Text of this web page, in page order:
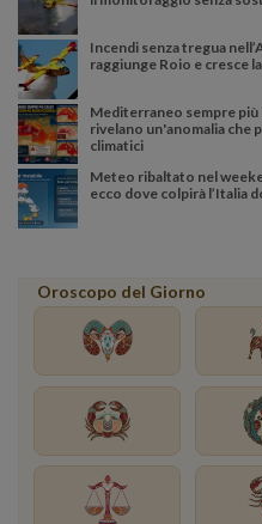
Incendi senza tregua
raggiunge Roio e cresce
Mediterraneo sempre più
rivelano un'anomalia che
climatici
Meteo ribaltato nel
ecco dove colpirà l’Italia
Oroscopo del Giorno